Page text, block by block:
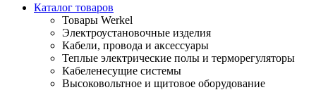
Каталог товаров
Товары Werkel
Электроустановочные изделия
Кабели, провода и аксессуары
Теплые электрические полы и терморегуляторы
Кабеленесущие системы
Высоковольтное и щитовое оборудование